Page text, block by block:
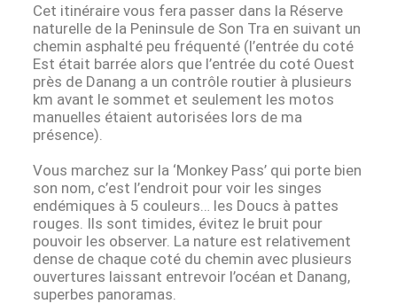
Cet itinéraire vous fera passer dans la Réserve
naturelle de la Peninsule de Son Tra en suivant un
chemin asphalté peu fréquenté (l’entrée du coté
Est était barrée alors que l’entrée du coté Ouest
près de Danang a un contrôle routier à plusieurs
km avant le sommet et seulement les motos
manuelles étaient autorisées lors de ma
présence).
Vous marchez sur la ‘Monkey Pass’ qui porte bien
son nom, c’est l’endroit pour voir les singes
endémiques à 5 couleurs… les Doucs à pattes
rouges. Ils sont timides, évitez le bruit pour
pouvoir les observer. La nature est relativement
dense de chaque coté du chemin avec plusieurs
ouvertures laissant entrevoir l’océan et Danang,
superbes panoramas.